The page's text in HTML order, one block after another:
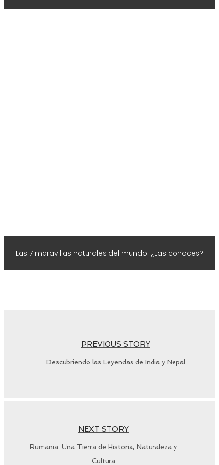
Las 7 maravillas naturales del mundo. ¿Las conoces?
PREVIOUS STORY
Descubriendo las Leyendas de India y Nepal
NEXT STORY
Rumania: Una Tierra de Historia, Naturaleza y
Cultura